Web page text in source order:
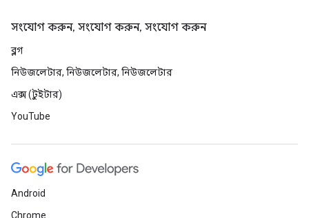
সংযোগ করুন, সংযোগ করুন, সংযোগ করুন
ব্লগ
নিউজলেটার, নিউজলেটার, নিউজলেটার
এক্স (টুইটার)
YouTube
Android
Chrome